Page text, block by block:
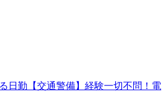
日勤【交通警備】経験一切不問！電